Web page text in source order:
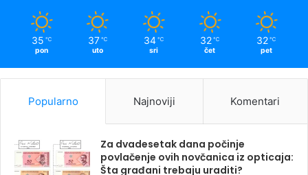
35 ℃
pon
37 ℃
uto
34 ℃
sri
32 ℃
čet
32 ℃
pet
Popularno Najnoviji Komentari
Za dvadesetak dana počinje
povlačenje ovih novčanica iz opticaja:
Šta građani trebaju uraditi?